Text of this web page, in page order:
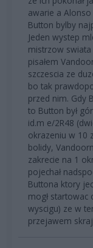
awarie a
Button bylby
Jeden wystep
mistrzow
pisałem
szczescia ze
bo tak
przed nim. Gdy
to Button był
id.m e/2R48
okrazeniu w 10
bolidy,
zakrecie na 1
pojechał
Buttona ktory
mogł
wyscigu) ze w
przejawem